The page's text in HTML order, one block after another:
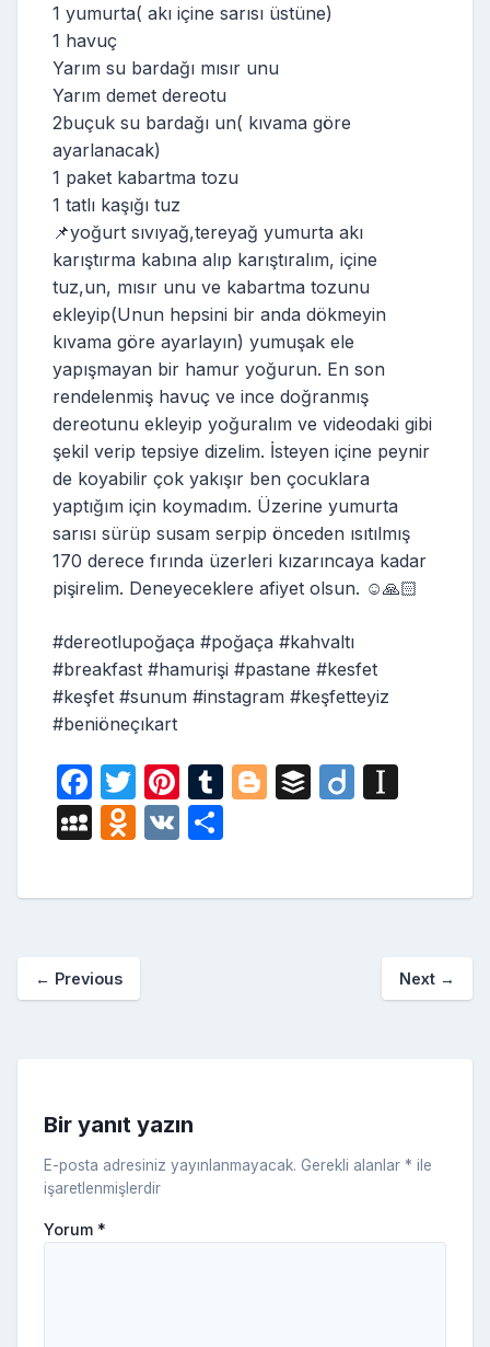
1 yumurta( akı içine sarısı üstüne)
1 havuç
Yarım su bardağı mısır unu
Yarım demet dereotu
2buçuk su bardağı un( kıvama göre
ayarlanacak)
1 paket kabartma tozu
1 tatlı kaşığı tuz
📌yoğurt sıvıyağ,tereyağ yumurta akı
karıştırma kabına alıp karıştıralım, içine
tuz,un, mısır unu ve kabartma tozunu
ekleyip(Unun hepsini bir anda dökmeyin
kıvama göre ayarlayın) yumuşak ele
yapışmayan bir hamur yoğurun. En son
rendelenmiş havuç ve ince doğranmış
dereotunu ekleyip yoğuralım ve videodaki gibi
şekil verip tepsiye dizelim. İsteyen içine peynir
de koyabilir çok yakışır ben çocuklara
yaptığım için koymadım. Üzerine yumurta
sarısı sürüp susam serpip önceden ısıtılmış
170 derece fırında üzerleri kızarıncaya kadar
pişirelim. Deneyeceklere afiyet olsun. ☺️🙏🏻
#dereotlupoğaça #poğaça #kahvaltı
#breakfast #hamurişi #pastane #kesfet
#keşfet #sunum #instagram #keşfetteyiz
#beniöneçıkart
F
a
c
e
o
T
w
itt
er
Pi
nt
er
e
T
bl
Bl
g
B
r
Di
p
er
M
S
a
c
O
n
a
ki
V
ar
← Previous Next →
Bir yanıt yazın
E-posta adresiniz yayınlanmayacak. Gerekli alanlar * ile
işaretlenmişlerdir
Yorum *